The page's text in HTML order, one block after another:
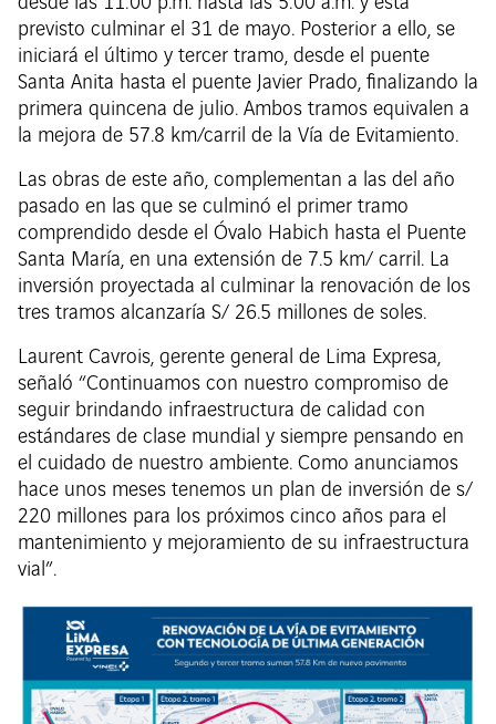
previsto culminar el 31 de mayo. Posterior a ello, se
iniciará el último y tercer tramo, desde el puente
Santa Anita hasta el puente Javier Prado, finalizando la
primera quincena de julio. Ambos tramos equivalen a
la mejora de 57.8 km/carril de la Vía de Evitamiento.
Las obras de este año, complementan a las del año
pasado en las que se culminó el primer tramo
comprendido desde el Óvalo Habich hasta el Puente
Santa María, en una extensión de 7.5 km/ carril. La
inversión proyectada al culminar la renovación de los
tres tramos alcanzaría S/ 26.5 millones de soles.
Laurent Cavrois, gerente general de Lima Expresa,
señaló “Continuamos con nuestro compromiso de
seguir brindando infraestructura de calidad con
estándares de clase mundial y siempre pensando en
el cuidado de nuestro ambiente. Como anunciamos
hace unos meses tenemos un plan de inversión de s/
220 millones para los próximos cinco años para el
mantenimiento y mejoramiento de su infraestructura
vial”.